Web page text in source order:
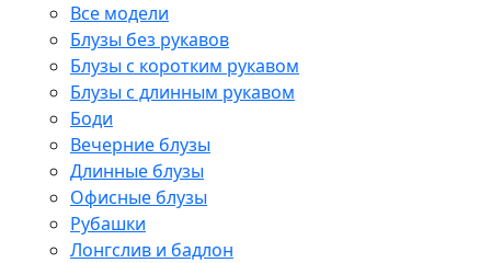
Все модели
Блузы без рукавов
Блузы с коротким рукавом
Блузы с длинным рукавом
Боди
Вечерние блузы
Длинные блузы
Офисные блузы
Рубашки
Лонгслив и бадлон